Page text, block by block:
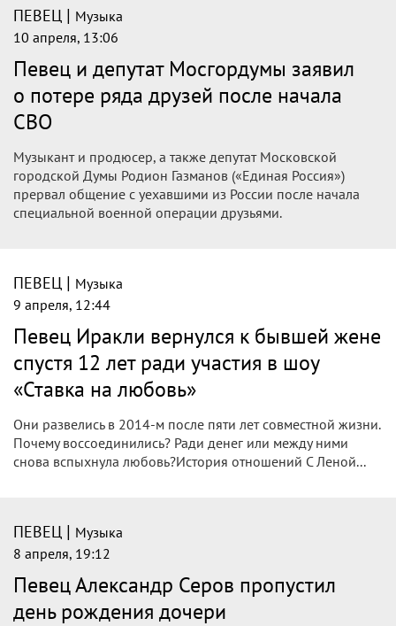
ПЕВЕЦ | Музыка
10 апреля, 13:06
Певец и депутат Мосгордумы заявил
о потере ряда друзей после начала
СВО
Музыкант и продюсер, а также депутат Московской
городской Думы Родион Газманов («Единая Россия»)
прервал общение с уехавшими из России после начала
специальной военной операции друзьями.
ПЕВЕЦ | Музыка
9 апреля, 12:44
Певец Иракли вернулся к бывшей жене
спустя 12 лет ради участия в шоу
«Ставка на любовь»
Они развелись в 2014-м после пяти лет совместной жизни.
Почему воссоединились? Ради денег или между ними
снова вспыхнула любовь?История отношений С Леной...
ПЕВЕЦ | Музыка
8 апреля, 19:12
Певец Александр Серов пропустил
день рождения дочери